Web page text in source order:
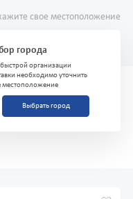
свое местоположение
города
организации
необходимо уточнить
местоположение
Выбрать город